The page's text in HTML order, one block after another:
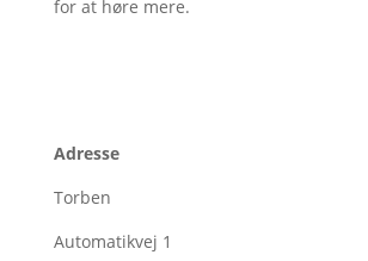
for at høre mere.
Adresse
Torben
Automatikvej 1